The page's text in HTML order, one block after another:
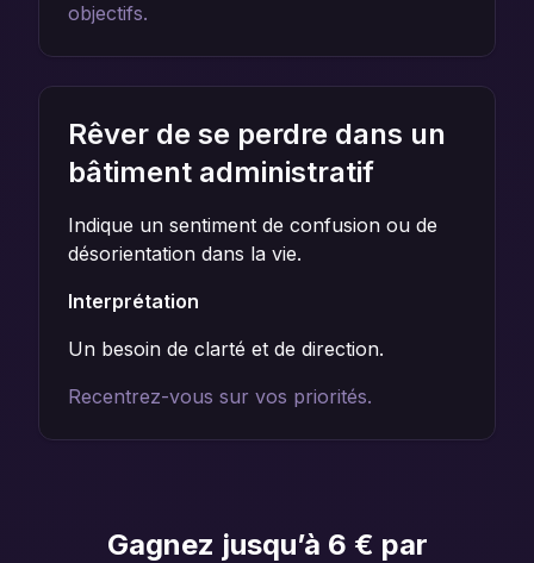
objectifs.
Rêver de se perdre dans un
bâtiment administratif
Indique un sentiment de confusion ou de
désorientation dans la vie.
Interprétation
Un besoin de clarté et de direction.
Recentrez-vous sur vos priorités.
Gagnez jusqu’à 6 € par